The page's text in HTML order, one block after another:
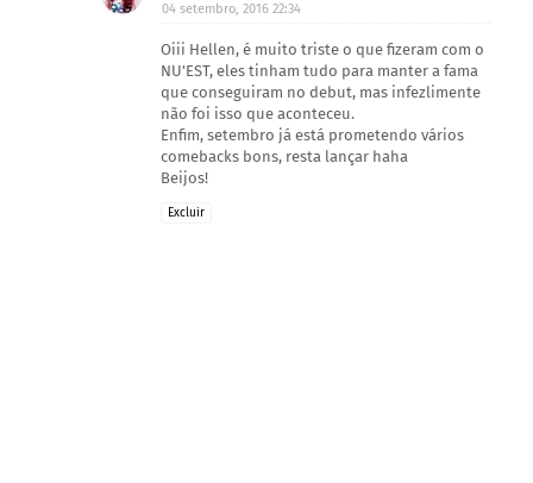
04 setembro, 2016 22:34
Oiii Hellen, é muito triste o que fizeram com o
NU'EST, eles tinham tudo para manter a fama
que conseguiram no debut, mas infezlimente
não foi isso que aconteceu.
Enfim, setembro já está prometendo vários
comebacks bons, resta lançar haha
Beijos!
Excluir